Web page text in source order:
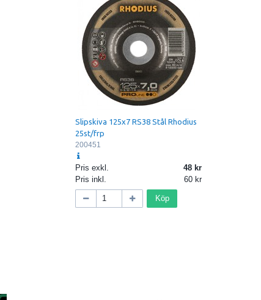
Slipskiva 125x7 RS38 Stål Rhodius
25st/frp
200451
Pris exkl.
48
Pris inkl.
60
Köp